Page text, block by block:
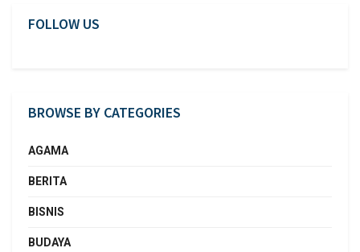
FOLLOW US
BROWSE BY CATEGORIES
AGAMA
BERITA
BISNIS
BUDAYA